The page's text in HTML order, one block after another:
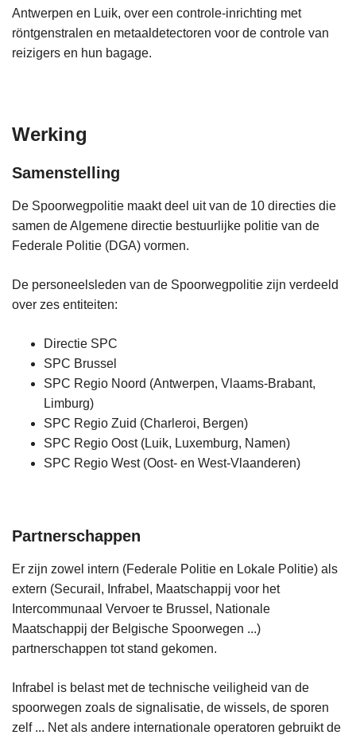
Antwerpen en Luik, over een controle-inrichting met
röntgenstralen en metaaldetectoren voor de controle van
reizigers en hun bagage.
Werking
Samenstelling
De Spoorwegpolitie maakt deel uit van de 10 directies die
samen de Algemene directie bestuurlijke politie van de
Federale Politie (DGA) vormen.
De personeelsleden van de Spoorwegpolitie zijn verdeeld
over zes entiteiten:
Directie SPC
SPC Brussel
SPC Regio Noord (Antwerpen, Vlaams-Brabant,
Limburg)
SPC Regio Zuid (Charleroi, Bergen)
SPC Regio Oost (Luik, Luxemburg, Namen)
SPC Regio West (Oost- en West-Vlaanderen)
Partnerschappen
Er zijn zowel intern (Federale Politie en Lokale Politie) als
extern (Securail, Infrabel, Maatschappij voor het
Intercommunaal Vervoer te Brussel, Nationale
Maatschappij der Belgische Spoorwegen ...)
partnerschappen tot stand gekomen.
Infrabel is belast met de technische veiligheid van de
spoorwegen zoals de signalisatie, de wissels, de sporen
zelf ... Net als andere internationale operatoren gebruikt de